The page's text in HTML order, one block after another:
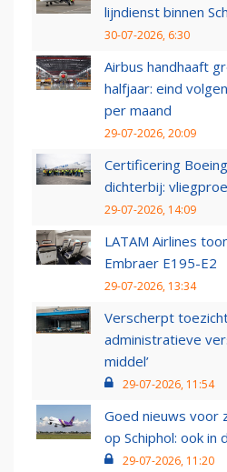
lijndienst binnen
30-07-2026, 6:30
Airbus handhaaft
halfjaar: eind
per maand
29-07-2026, 20:09
Certificering
dichterbij:
29-07-2026, 14:09
LATAM Airlines
Embraer E195-E2
29-07-2026, 13:34
Verscherpt
administratieve
middel’
29-07-2026, 11:54
Goed nieuws voor
op Schiphol: ook in
29-07-2026, 11:20